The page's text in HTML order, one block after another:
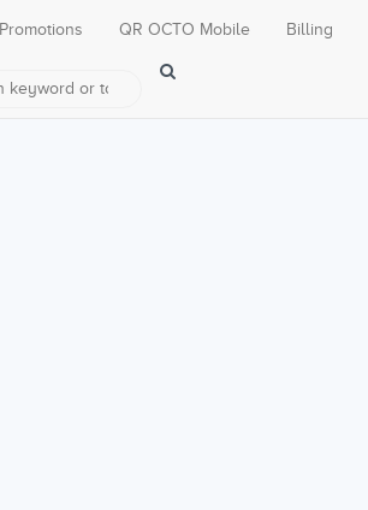
Promotions QR OCTO Mobile Billing